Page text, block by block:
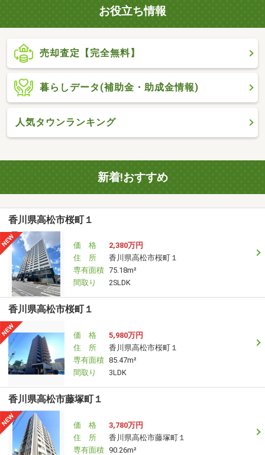
お役立ち情報
売却査定【完全無料】
暮らしデータ(補助金・助成金情報)
人気タウンランキング
新着!おすすめ
香川県高松市桜町１
価 格
2,380万円
住 所
香川県高松市桜町１
専有面積 75.18m²
間取り
2SLDK
香川県高松市桜町１
価 格
5,980万円
住 所
香川県高松市桜町１
専有面積 85.47m²
間取り
3LDK
香川県高松市藤塚町１
価 格
3,780万円
住 所
香川県高松市藤塚町１
専有面積 90.26m²